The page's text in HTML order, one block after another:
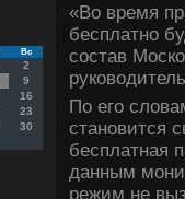
Вс
2
9
16
23
30
«Во время
бесплатно
состав
По его
становится
бесплатная
данным
режим не